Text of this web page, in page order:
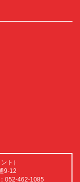
ト）
9-12
052-462-1085